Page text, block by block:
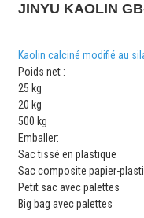
JINYU KAOLIN
Kaolin calciné modifié au
Poids net :
25 kg
20 kg
500 kg
Emballer:
Sac tissé en plastique
Sac composite papier-
Petit sac avec palettes
Big bag avec palettes